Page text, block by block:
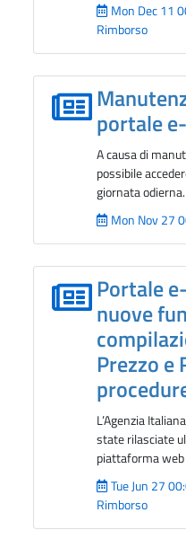
Mon Dec 11
Rimborso
portale
A causa di
possibile
giornata odierna.
Mon Nov 27
Portale
nuove
Prezzo e
L’Agenzia
state rilasciate
piattaforma web
Tue Jun 27
Rimborso